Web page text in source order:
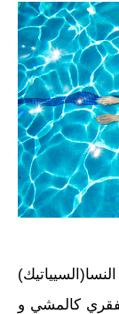
كالمشي و